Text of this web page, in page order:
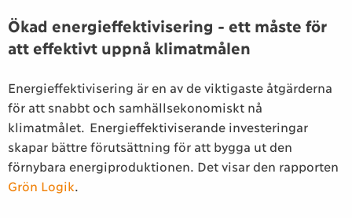
Ökad energieffektivisering - ett måste för
att effektivt uppnå klimatmålen
Energieffektivisering är en av de viktigaste åtgärderna
för att snabbt och samhällsekonomiskt nå
klimatmålet. Energieffektiviserande investeringar
skapar bättre förutsättning för att bygga ut den
förnybara energiproduktionen. Det visar den rapporten
Grön Logik